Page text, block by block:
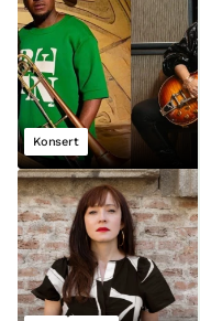
Konsert